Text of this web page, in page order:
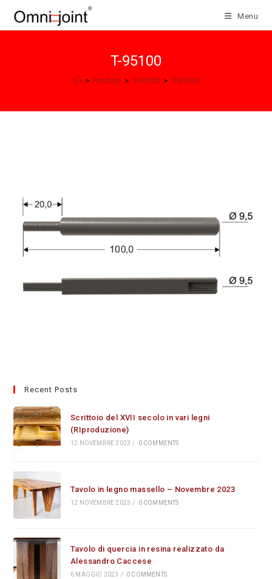
Menu
T-95100
> Prodotti > T-95100 > T-95100
Recent Posts
Scrittoio del XVII secolo in vari legni
(RIproduzione)
12 NOVEMBRE 2023 / 0 COMMENTS
Tavolo in legno massello – Novembre 2023
12 NOVEMBRE 2023 / 0 COMMENTS
Tavolo di quercia in resina realizzato da
Alessandro Caccese
6 MAGGIO 2023 / 0 COMMENTS